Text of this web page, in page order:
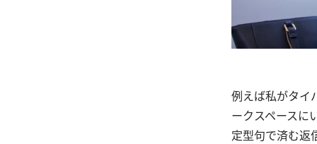
例えば私がタイ
ークスペースに
定型句で済む返